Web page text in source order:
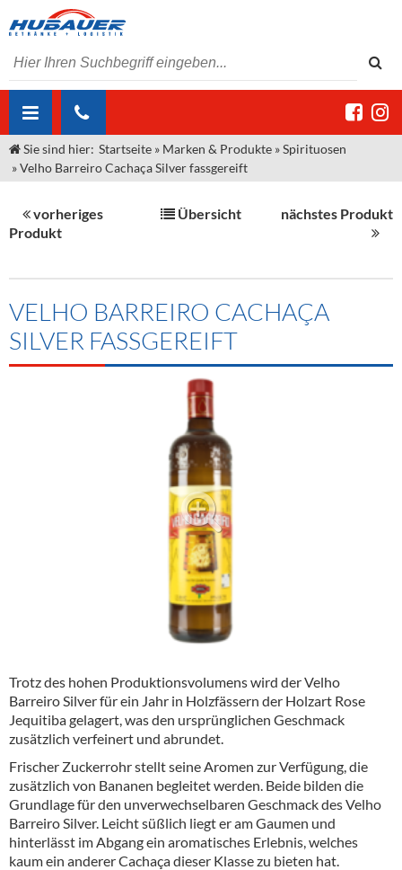
ÜBER UNS
Unser Liefergebiet
Kontakt
Angebote Gastronomie & Großhandel
Neuigkeiten
Termine
MARKEN & PRODUKTE
Sirup
Spirituosen
Hygieneartikel & Desinfektion
Kommisionskauf & Lieferbedingungen
Fremddienstleistungen
Sie sind hier: Startseite » Marken & Produkte »Spirituosen
»Velho Barreiro Cachaça Silver fassgereift
vorheriges
Produkt
Übersicht nächstes Produkt
VELHO BARREIRO CACHAÇA
SILVER FASSGEREIFT
Trotz des hohen Produktionsvolumens wird der Velho
Barreiro Silver für ein Jahr in Holzfässern der Holzart Rose
Jequitiba gelagert, was den ursprünglichen Geschmack
zusätzlich verfeinert und abrundet.
Frischer Zuckerrohr stellt seine Aromen zur Verfügung, die
zusätzlich von Bananen begleitet werden. Beide bilden die
Grundlage für den unverwechselbaren Geschmack des Velho
Barreiro Silver. Leicht süßlich liegt er am Gaumen und
hinterlässt im Abgang ein aromatisches Erlebnis, welches
kaum ein anderer Cachaça dieser Klasse zu bieten hat.